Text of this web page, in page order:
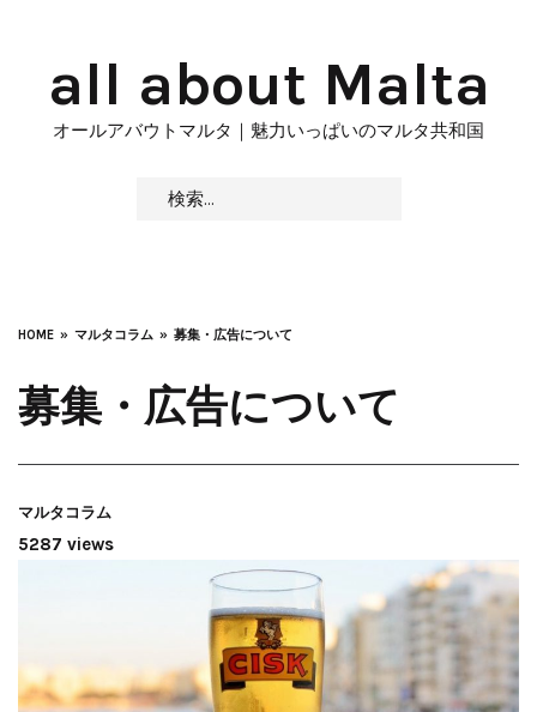
contentall about Malta
オールアバウトマルタ｜魅力いっぱいのマルタ共和国
HOME マルタコラム 募集・広告について
募集・広告について
マルタコラム
5287 views